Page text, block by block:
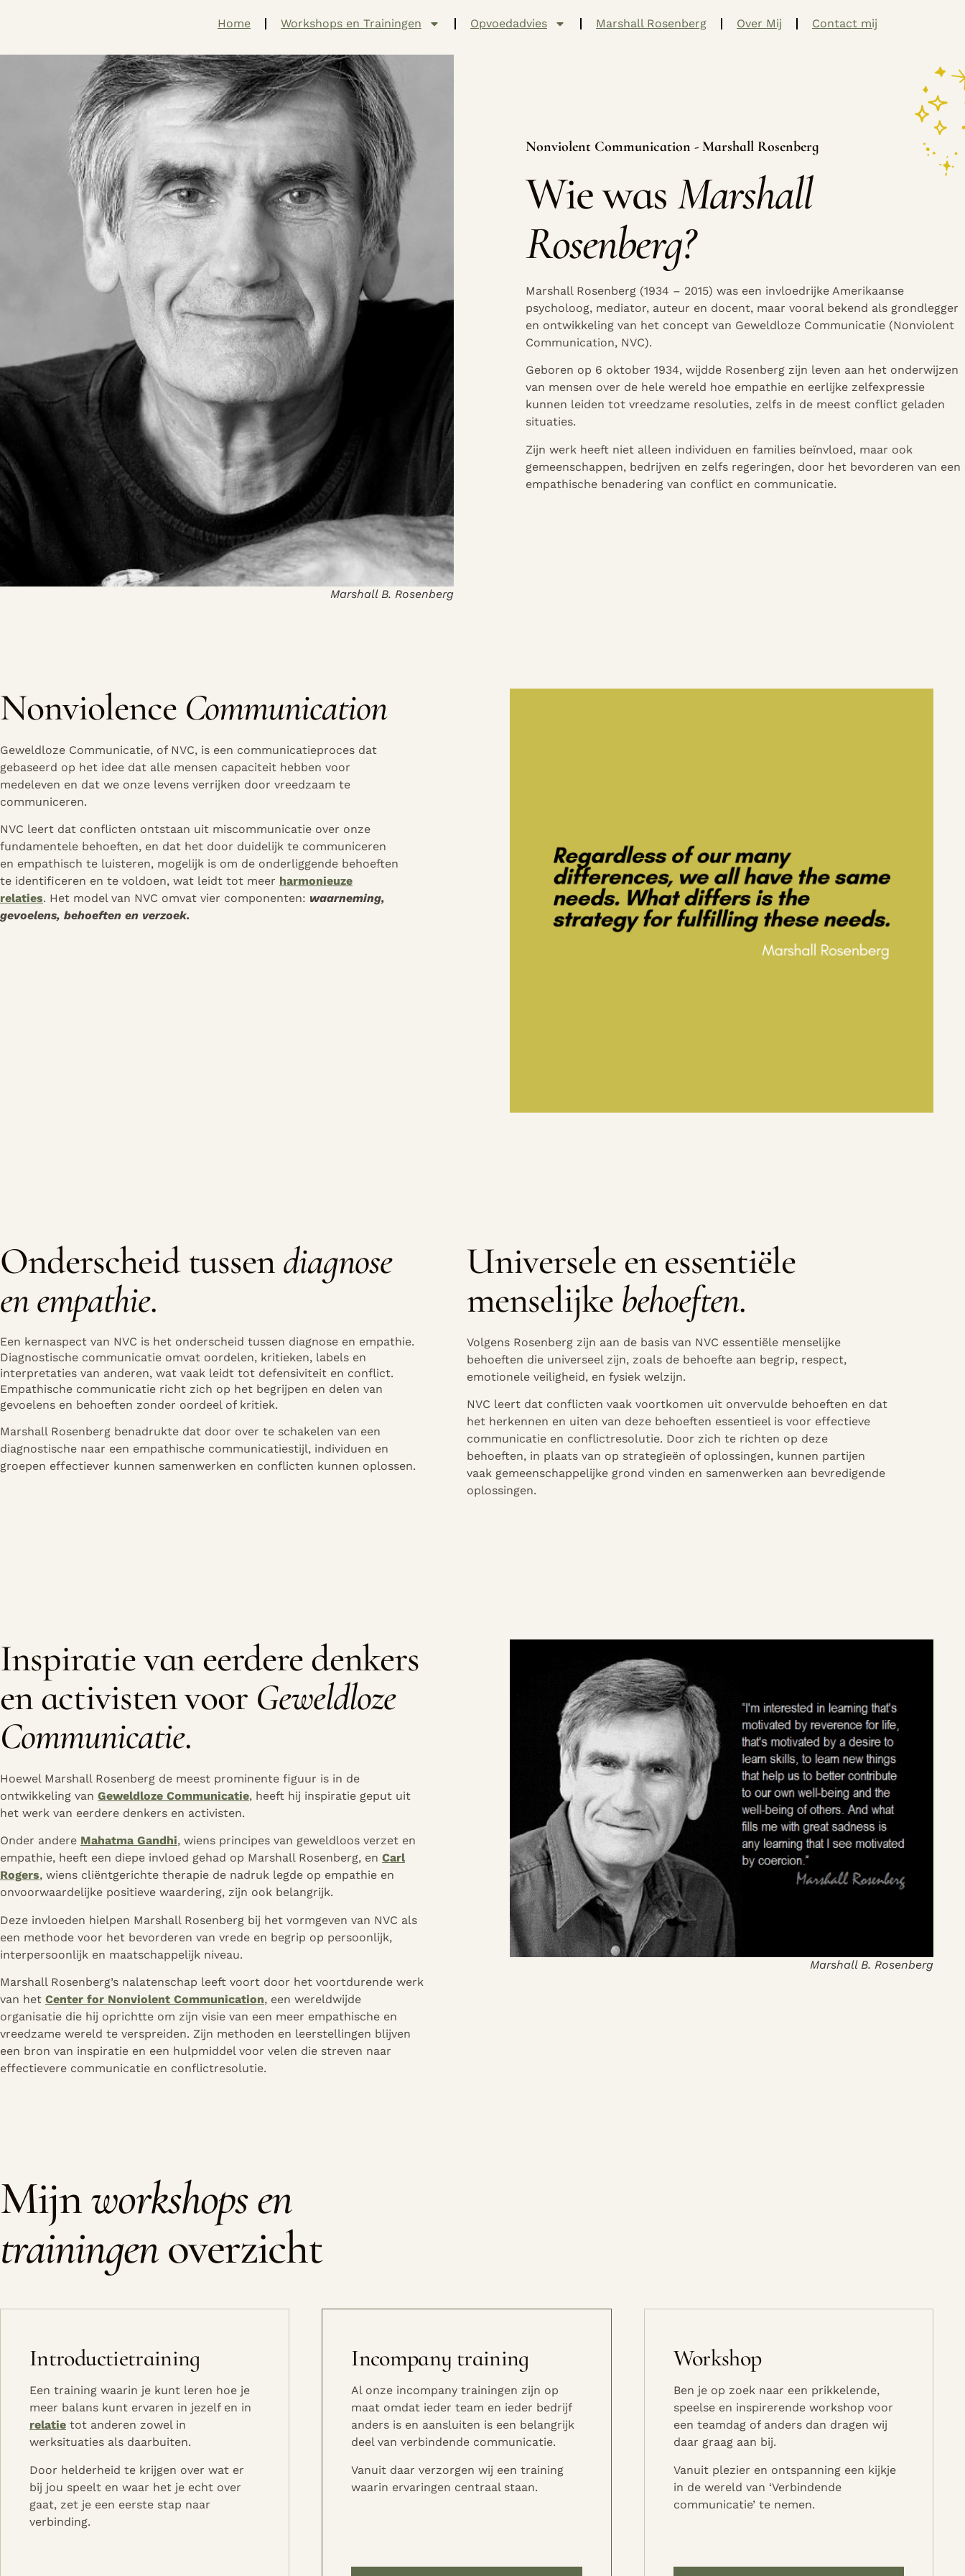
Home Workshops en Trainingen Opvoedadvies Marshall Rosenberg Over Mij Contact mij
Marshall B. Rosenberg
Nonviolent Communication - Marshall Rosenberg
Wie was Marshall
Rosenberg?
Marshall Rosenberg (1934 – 2015) was een invloedrijke Amerikaanse
psycholoog, mediator, auteur en docent, maar vooral bekend als grondlegger
en ontwikkeling van het concept van Geweldloze Communicatie (Nonviolent
Communication, NVC).
Geboren op 6 oktober 1934, wijdde Rosenberg zijn leven aan het onderwijzen
van mensen over de hele wereld hoe empathie en eerlijke zelfexpressie
kunnen leiden tot vreedzame resoluties, zelfs in de meest conflict geladen
situaties.
Zijn werk heeft niet alleen individuen en families beïnvloed, maar ook
gemeenschappen, bedrijven en zelfs regeringen, door het bevorderen van een
empathische benadering van conflict en communicatie.
Nonviolence Communication
Geweldloze Communicatie, of NVC, is een communicatieproces dat
gebaseerd op het idee dat alle mensen capaciteit hebben voor
medeleven en dat we onze levens verrijken door vreedzaam te
communiceren.
NVC leert dat conflicten ontstaan uit miscommunicatie over onze
fundamentele behoeften, en dat het door duidelijk te communiceren
en empathisch te luisteren, mogelijk is om de onderliggende behoeften
te identificeren en te voldoen, wat leidt tot meer harmonieuze
relaties. Het model van NVC omvat vier componenten: waarneming,
gevoelens, behoeften en verzoek.
Onderscheid tussendiagnose
en empathie.
Een kernaspect van NVC is het onderscheid tussen diagnose en empathie.
Diagnostische communicatie omvat oordelen, kritieken, labels en
interpretaties van anderen, wat vaak leidt tot defensiviteit en conflict.
Empathische communicatie richt zich op het begrijpen en delen van
gevoelens en behoeften zonder oordeel of kritiek.
Marshall Rosenberg benadrukte dat door over te schakelen van een
diagnostische naar een empathische communicatiestijl, individuen en
groepen effectiever kunnen samenwerken en conflicten kunnen oplossen.
Universele en essentiële
menselijke behoeften.
Volgens Rosenberg zijn aan de basis van NVC essentiële menselijke
behoeften die universeel zijn, zoals de behoefte aan begrip, respect,
emotionele veiligheid, en fysiek welzijn.
NVC leert dat conflicten vaak voortkomen uit onvervulde behoeften en dat
het herkennen en uiten van deze behoeften essentieel is voor effectieve
communicatie en conflictresolutie. Door zich te richten op deze
behoeften, in plaats van op strategieën of oplossingen, kunnen partijen
vaak gemeenschappelijke grond vinden en samenwerken aan bevredigende
oplossingen.
Inspiratie van eerdere denkers
en activisten voor Geweldloze
Communicatie.
Hoewel Marshall Rosenberg de meest prominente figuur is in de
ontwikkeling van Geweldloze Communicatie, heeft hij inspiratie geput uit
het werk van eerdere denkers en activisten.
Onder andere Mahatma Gandhi, wiens principes van geweldloos verzet en
empathie, heeft een diepe invloed gehad op Marshall Rosenberg, en Carl
Rogers, wiens cliëntgerichte therapie de nadruk legde op empathie en
onvoorwaardelijke positieve waardering, zijn ook belangrijk.
Deze invloeden hielpen Marshall Rosenberg bij het vormgeven van NVC als
een methode voor het bevorderen van vrede en begrip op persoonlijk,
interpersoonlijk en maatschappelijk niveau.
Marshall Rosenberg’s nalatenschap leeft voort door het voortdurende werk
van het Center for Nonviolent Communication, een wereldwijde
organisatie die hij oprichtte om zijn visie van een meer empathische en
vreedzame wereld te verspreiden. Zijn methoden en leerstellingen blijven
een bron van inspiratie en een hulpmiddel voor velen die streven naar
effectievere communicatie en conflictresolutie.
Marshall B. Rosenberg
Mijnworkshops en
trainingenoverzicht
Introductietraining
Een training waarin je kunt leren hoe je
meer balans kunt ervaren in jezelf en in
relatie tot anderen zowel in
werksituaties als daarbuiten.
Door helderheid te krijgen over wat er
bij jou speelt en waar het je echt over
gaat, zet je een eerste stap naar
verbinding.
Incompany training
Al onze incompany trainingen zijn op
maat omdat ieder team en ieder bedrijf
anders is en aansluiten is een belangrijk
deel van verbindende communicatie.
Vanuit daar verzorgen wij een training
waarin ervaringen centraal staan.
Workshop
Ben je op zoek naar een prikkelende,
speelse en inspirerende workshop voor
een teamdag of anders dan dragen wij
daar graag aan bij.
Vanuit plezier en ontspanning een kijkje
in de wereld van ‘Verbindende
communicatie’ te nemen.